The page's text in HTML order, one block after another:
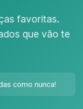
favoritas.
que vão te
como nunca!